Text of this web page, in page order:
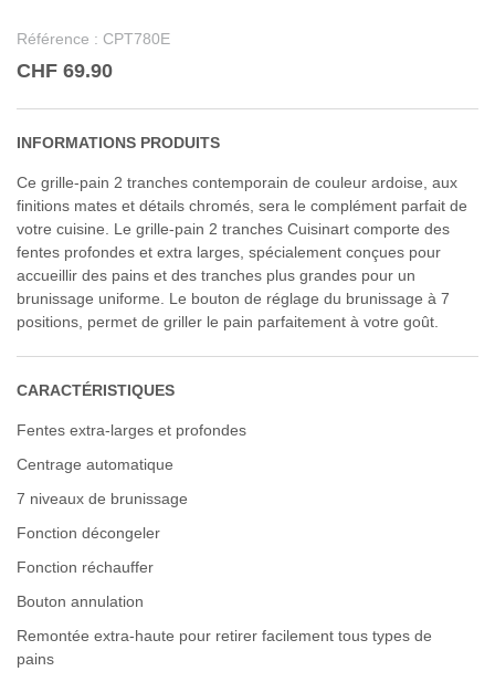
Référence : CPT780E
CHF 69.90
INFORMATIONS PRODUITS
Ce grille-pain 2 tranches contemporain de couleur ardoise, aux
finitions mates et détails chromés, sera le complément parfait de
votre cuisine. Le grille-pain 2 tranches Cuisinart comporte des
fentes profondes et extra larges, spécialement conçues pour
accueillir des pains et des tranches plus grandes pour un
brunissage uniforme. Le bouton de réglage du brunissage à 7
positions, permet de griller le pain parfaitement à votre goût.
CARACTÉRISTIQUES
Fentes extra-larges et profondes
Centrage automatique
7 niveaux de brunissage
Fonction décongeler
Fonction réchauffer
Bouton annulation
Remontée extra-haute pour retirer facilement tous types de
pains